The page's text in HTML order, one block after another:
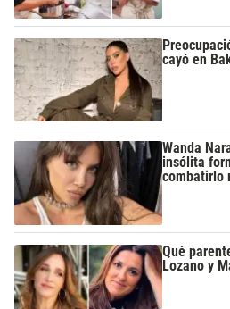
cayó en
Wanda
insólita
combatirlo
Qué
Lozano y